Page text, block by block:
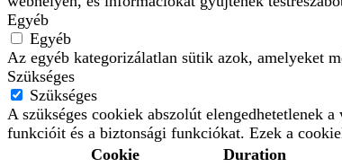
Egyéb
Egyéb
Az egyéb kategorizálatlan sütik azok, amelyeket
Szükséges
Szükséges
A szükséges cookiek abszolút elengedhetetlenek
funkcióit és a biztonsági funkciókat. Ezek a
Cookie
Duration